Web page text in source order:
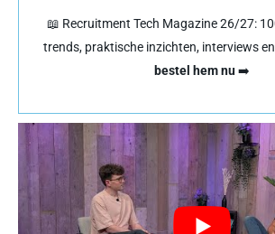
📖 Recruitment Tech Magazine 26/27:
trends, praktische inzichten, interviews
bestel hem nu➡️